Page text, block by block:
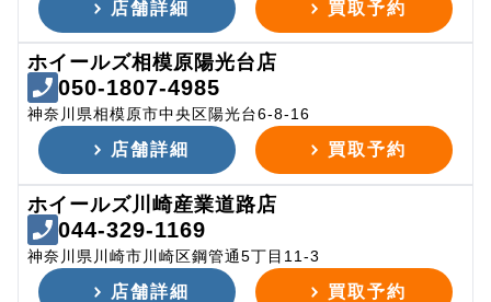
店舗詳細 買取予約
ホイールズ相模原陽光台店
050-1807-4985
神奈川県相模原市中央区陽光台6-8-16
店舗詳細 買取予約
ホイールズ川崎産業道路店
044-329-1169
神奈川県川崎市川崎区鋼管通5丁目11-3
店舗詳細 買取予約